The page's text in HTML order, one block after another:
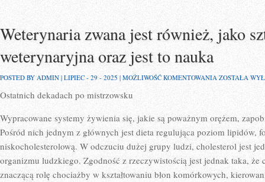
Weterynaria zwana jest również, jako
weterynaryjna oraz jest to nauka
POSTED BY ADMIN | LIPIEC - 29 - 2025 | MOŻLIWOŚĆ KOMENTOWANIA WETERYNARIA
SZTUKA
LEKARSKA
ORAZ
JEST
TO
NAUKA
ZOSTAŁA
Ostatnich dekadach po mistrzowsku
Wypracowane systemy żywienia się, jakie są poważnym orężem,
Pośród nich jednym z głównych jest dieta regulująca poziom lipidów,
niskocholesterolową. W odczuciu dużej grupy ludzi, cholesterol jest
organizmu ludzkiego. Zgodność z rzeczywistością jest jednak taka, że
znaczącą rolę chociażby w kształtowaniu błon komórkowych,